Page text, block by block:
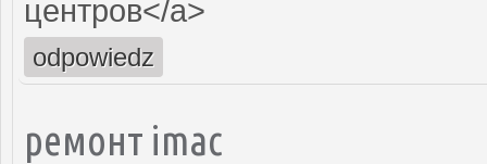
центров</a>
odpowiedz
ремонт imac